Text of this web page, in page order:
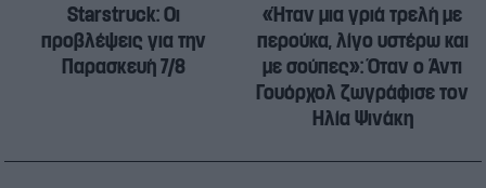
Starstruck: Οι
προβλέψεις για την
Παρασκευή 7/8
«Ήταν μια γριά τρελή με
περούκα, λίγο υστέρω και
με σούπες»: Όταν ο Άντι
Γουόρχολ ζωγράφισε τον
Ηλία Ψινάκη